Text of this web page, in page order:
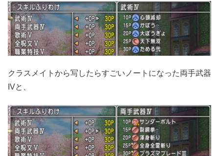
クラスメイトから写したらすごいノートになった両手武器
IVと、